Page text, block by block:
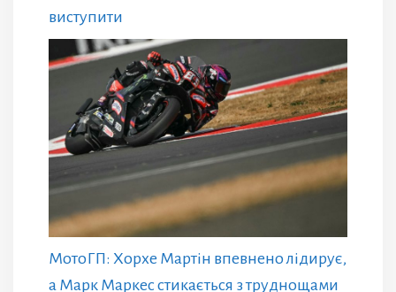
виступити
МотоГП: Хорхе Мартін впевнено лідирує,
а Марк Маркес стикається з труднощами